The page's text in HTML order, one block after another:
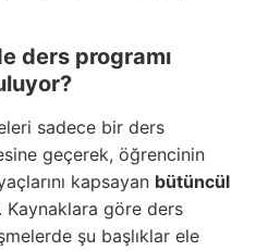
ders programı
sadece bir ders
geçerek, öğrencinin
kapsayan bütüncül
Kaynaklara göre ders
şu başlıklar ele